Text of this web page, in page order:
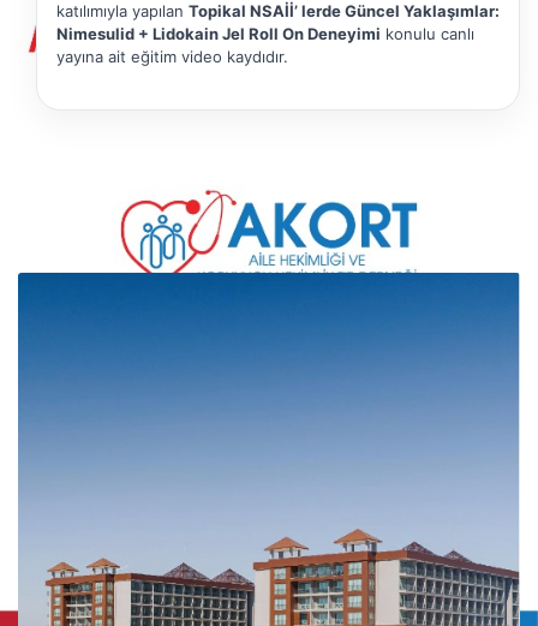
katılımıyla yapılan Topikal NSAİİ’ lerde Güncel Yaklaşımlar:
Nimesulid + Lidokain Jel Roll On Deneyimi konulu canlı
yayına ait eğitim video kaydıdır.